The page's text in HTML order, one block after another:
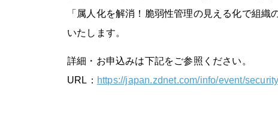
「属人化を解消！脆弱性管理の見える化で組
いたします。
詳細・お申込みは下記をご参照ください。
URL： https://japan.zdnet.com/info/event/